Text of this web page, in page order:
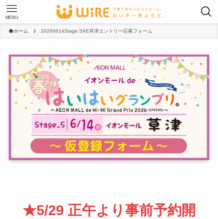
MENU
ホーム 20260614Stage.5AE草津エントリー応募フォーム
★5/29 正午より事前予約開